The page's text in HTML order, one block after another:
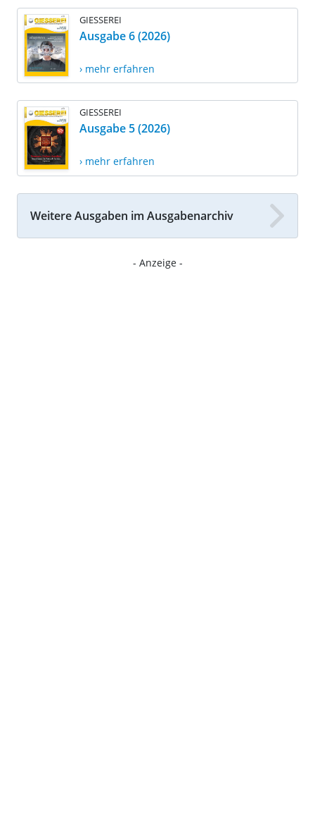
GIESSEREI
Ausgabe 6 (2026)
› mehr erfahren
GIESSEREI
Ausgabe 5 (2026)
› mehr erfahren
Weitere Ausgaben im Ausgabenarchiv
- Anzeige -